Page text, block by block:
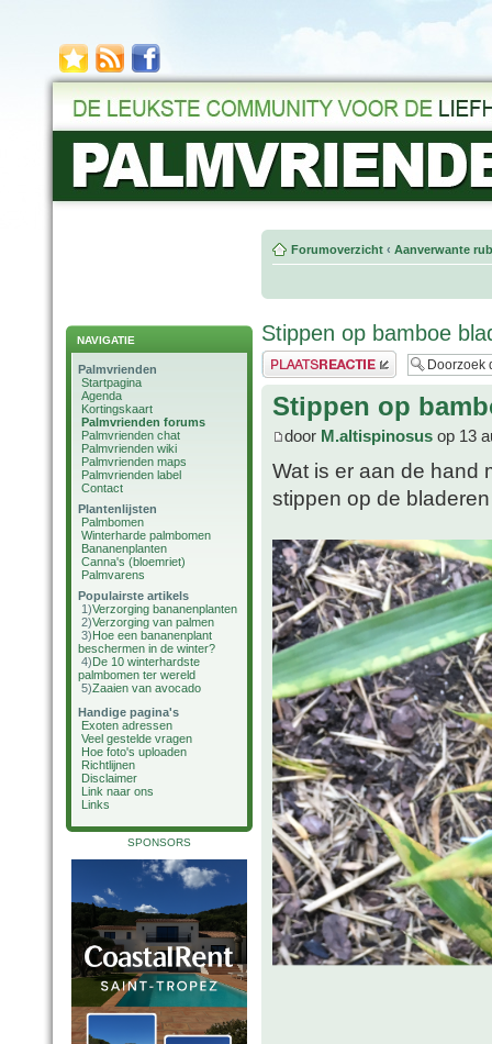
NAVIGATIE
Palmvrienden
Startpagina
Agenda
Kortingskaart
Palmvrienden forums
Palmvrienden chat
Palmvrienden wiki
Palmvrienden maps
Palmvrienden label
Contact
Plantenlijsten
Palmbomen
Winterharde palmbomen
Bananenplanten
Canna's (bloemriet)
Palmvarens
Populairste artikels
1)Verzorging bananenplanten
2)Verzorging van palmen
3)Hoe een bananenplant
beschermen in de winter?
4)De 10 winterhardste
palmbomen ter wereld
5)Zaaien van avocado
Handige pagina's
Exoten adressen
Veel gestelde vragen
Hoe foto's uploaden
Richtlijnen
Disclaimer
Link naar ons
Links
SPONSORS
Forumoverzicht ‹ Aanverwante
Stippen op bamboe
Plaats een reactie
Stippen op
door M.altispinosus op 13
Wat is er aan de hand
stippen op de bladeren